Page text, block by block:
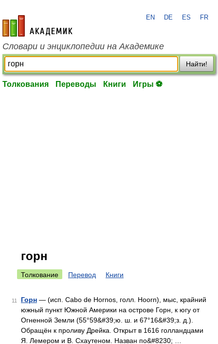
academic.ru
EN DE ES FR
Словари и энциклопедии на Академике
Найти!
Толкования Переводы Книги Игры ⚽
горн
Толкование Перевод Книги
11 Горн — (исп. Cabo de Hornos, голл. Hoorn), мыс, крайний
южный пункт Южной Америки на острове Горн, к югу от
Огненной Земли (55°59&#39;ю. ш. и 67°16&#39;з. д.).
Обращён к проливу Дрейка. Открыт в 1616 голландцами
Я. Лемером и В. Схаутеном. Назван по&#8230; …